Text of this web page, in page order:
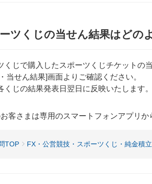
ツくじの当せん結果はどの
くじで購入したスポーツくじチケット
当せん結果]画面よりご確認ください。
じの結果発表日翌日に反映いたします。
客さまは専用のスマートフォンアプリか
TOP FX・公営競技・スポーツくじ・純金積立